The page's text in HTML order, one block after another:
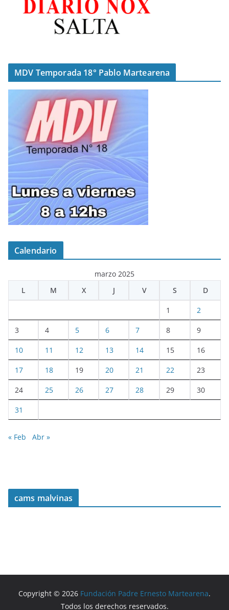
MDV Temporada 18° Pablo Martearena
Calendario
marzo 2025
L
M X J V S D
1 2
3 4 5 6 7 8 9
10 11 12 13 14 15 16
17 18 19 20 21 22 23
24 25 26 27 28 29 30
31
« Feb Abr »
cams malvinas
Copyright © 2026 Fundación Padre Ernesto Martearena.
Todos los derechos reservados.